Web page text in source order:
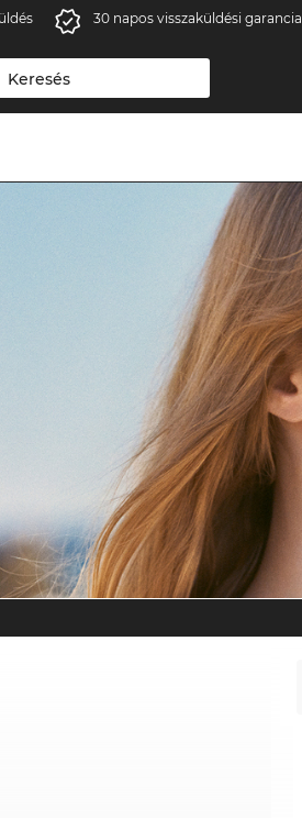
30 napos visszaküldési garancia